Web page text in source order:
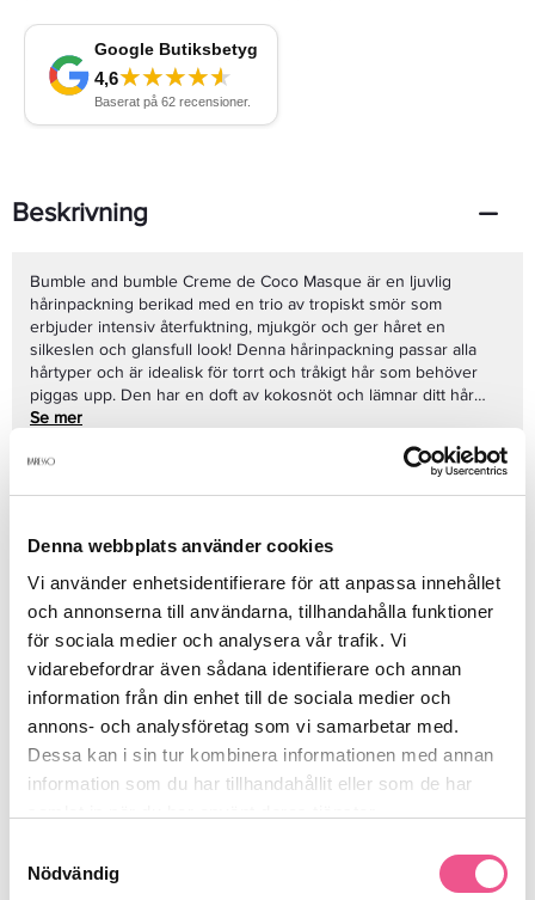
Denna webbplats använder cookies
Vi använder enhetsidentifierare för att anpassa innehållet
och annonserna till användarna, tillhandahålla funktioner
för sociala medier och analysera vår trafik. Vi
vidarebefordrar även sådana identifierare och annan
information från din enhet till de sociala medier och
annons- och analysföretag som vi samarbetar med.
Dessa kan i sin tur kombinera informationen med annan
information som du har tillhandahållit eller som de har
Nödvändig
Beskrivning
Bumble and bumble Creme de Coco Masque är en ljuvlig
hårinpackning berikad med en trio av tropiskt smör som
erbjuder intensiv återfuktning, mjukgör och ger håret en
silkeslen och glansfull look! Denna hårinpackning passar alla
hårtyper och är idealisk för torrt och tråkigt hår som behöver
piggas upp. Den har en doft av kokosnöt och lämnar ditt hår
med en mjuk, silkeslen och glansfull känsla.Innehåll: 150
först håret medBumble and bumble Creme de Coco Shampoo.
medan du har en varm handduk runt håret eller sitt i direkt
solljus (du kan även låta den verka över natten).
Se mer
Produktdetaljer
Recensioner
Finns i:
Hår Kampanjer Behandling
Outlet
Torrt Hår